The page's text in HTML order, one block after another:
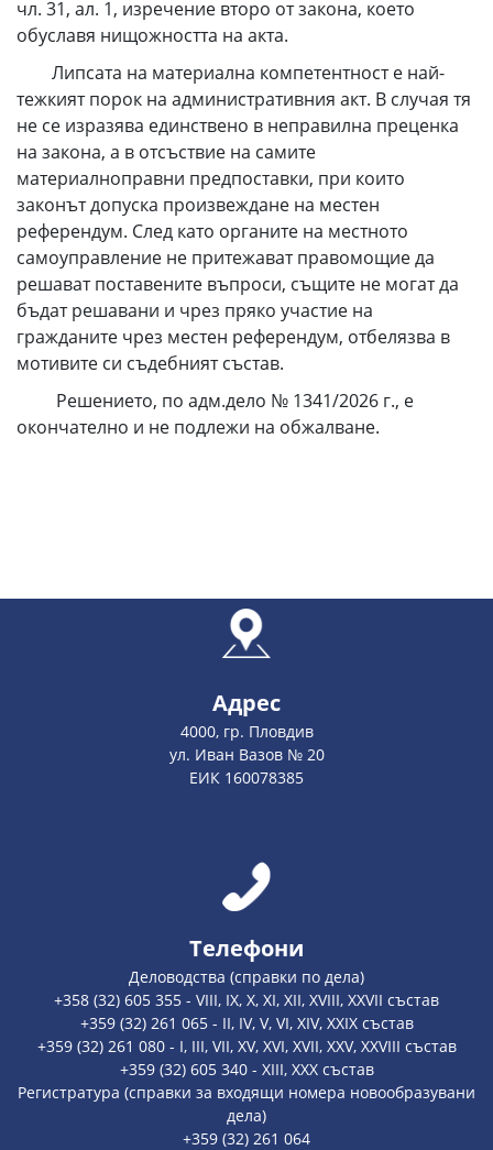
чл. 31, ал. 1, изречение второ от закона, което
обуславя нищожността на акта.
Липсата на материална компетентност е най-
тежкият порок на административния акт. В случая тя
не се изразява единствено в неправилна преценка
на закона, а в отсъствие на самите
материалноправни предпоставки, при които
законът допуска произвеждане на местен
референдум. След като органите на местното
самоуправление не притежават правомощие да
решават поставените въпроси, същите не могат да
бъдат решавани и чрез пряко участие на
гражданите чрез местен референдум, отбелязва в
мотивите си съдебният състав.
Решението, по адм.дело № 1341/2026 г., е
окончателно и не подлежи на обжалване.
Адрес
4000, гр. Пловдив
ул. Иван Вазов № 20
ЕИК 160078385
Телефони
Деловодства (справки по дела)
+358 (32) 605 355 - VIII, IX, X, XI, XII, XVIII, XXVII състав
+359 (32) 261 065 - II, IV, V, VI, XIV, XXIX състав
+359 (32) 261 080 - I, III, VII, XV, XVI, XVII, XXV, XXVIII състав
+359 (32) 605 340 - XIII, XXX състав
Регистратура (справки за входящи номера новообразувани
дела)
+359 (32) 261 064